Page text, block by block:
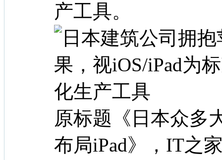
产工具。
原标题《日本众多
布局iPad》，IT之